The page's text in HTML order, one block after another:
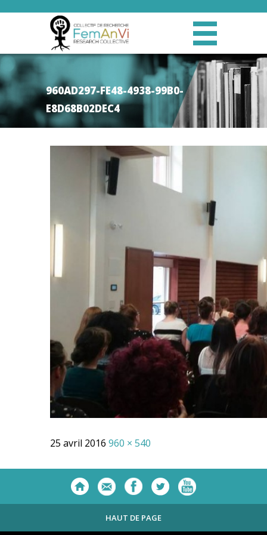
960AD297-FE48-4938-99B0-
E8D68B02DEC4
25 avril 2016 960 × 540
HAUT DE PAGE